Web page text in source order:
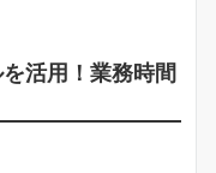
活用！業務時間